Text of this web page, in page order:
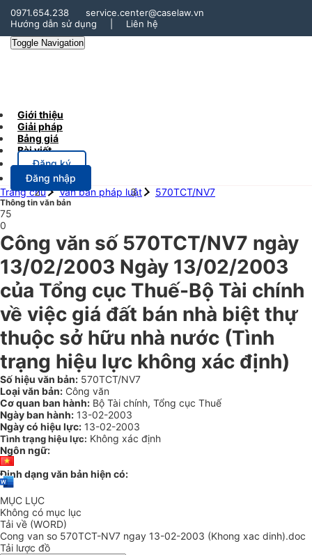
0971.654.238
service.center@caselaw.vn
Hướng dẫn sử dụng
Liên hệ
Toggle Navigation
Giới thiệu
Giải pháp
Bảng giá
Bài viết
Đăng ký
Đăng nhập
Trang chủ
Văn bản pháp luật 570TCT/NV7
Thông tin văn bản
75
0
Công văn số 570TCT/NV7 ngày
13/02/2003 Ngày 13/02/2003
của Tổng cục Thuế-Bộ Tài chính
về việc giá đất bán nhà biệt thự
thuộc sở hữu nhà nước (Tình
trạng hiệu lực không xác định)
Số hiệu văn bản: 570TCT/NV7
Loại văn bản: Công văn
Cơ quan ban hành: Bộ Tài chính, Tổng cục Thuế
Ngày ban hành: 13-02-2003
Ngày có hiệu lực: 13-02-2003
Tình trạng hiệu lực: Không xác định
Ngôn ngữ:
Định dạng văn bản hiện có:
MỤC LỤC
Không có mục lục
Tải về (WORD)
Cong van so 570TCT-NV7 ngay 13-02-2003 (Khong xac dinh).doc
Tải lược đồ